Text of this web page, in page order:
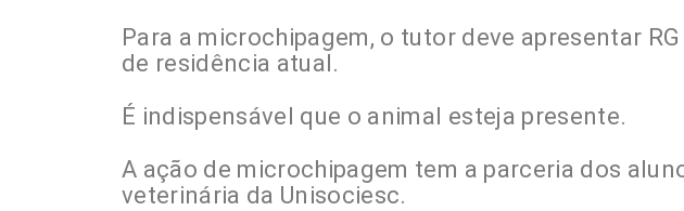
Para a microchipagem, o tutor deve apresentar
de residência atual.
É indispensável que o animal esteja presente.
A ação de microchipagem tem a parceria dos
veterinária da Unisociesc.